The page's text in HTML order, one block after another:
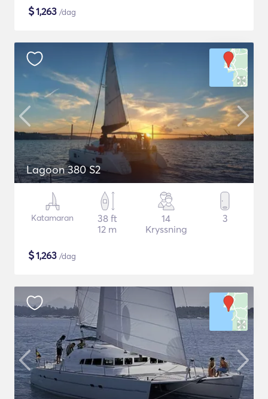
$1,263 /dag
Lagoon 380 S2
Katamaran
38 ft
12 m
14
Kryssning
3
$1,263 /dag